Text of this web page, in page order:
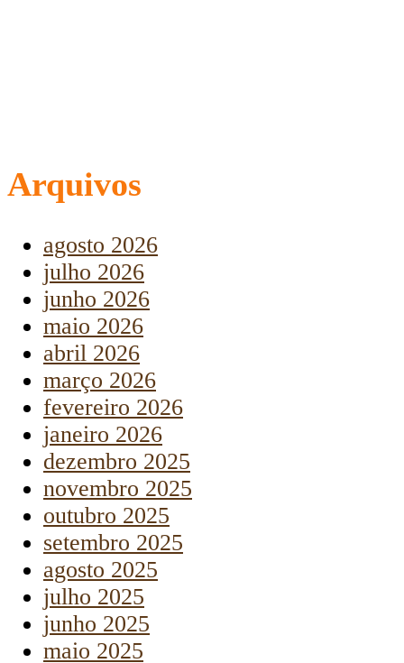
Arquivos
agosto 2026
julho 2026
junho 2026
maio 2026
abril 2026
março 2026
fevereiro 2026
janeiro 2026
dezembro 2025
novembro 2025
outubro 2025
setembro 2025
agosto 2025
julho 2025
junho 2025
maio 2025